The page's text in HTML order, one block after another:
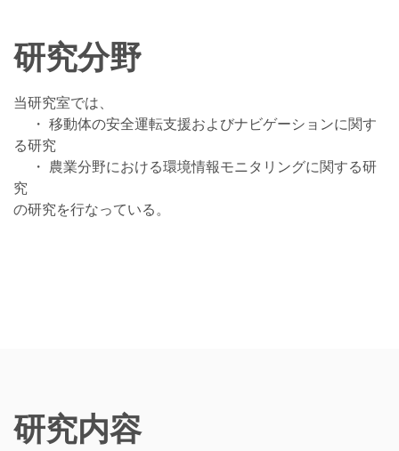
研究分野
当研究室では、
・ 移動体の安全運転支援およびナビゲーションに関す
る研究
・ 農業分野における環境情報モニタリングに関する研
究
の研究を行なっている。
研究内容